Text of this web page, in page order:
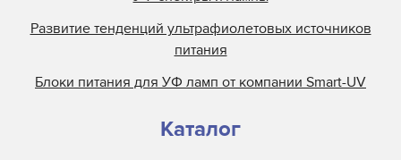
Развитие тенденций ультрафиолетовых источников
питания
Блоки питания для УФ ламп от компании Smart-UV
Каталог